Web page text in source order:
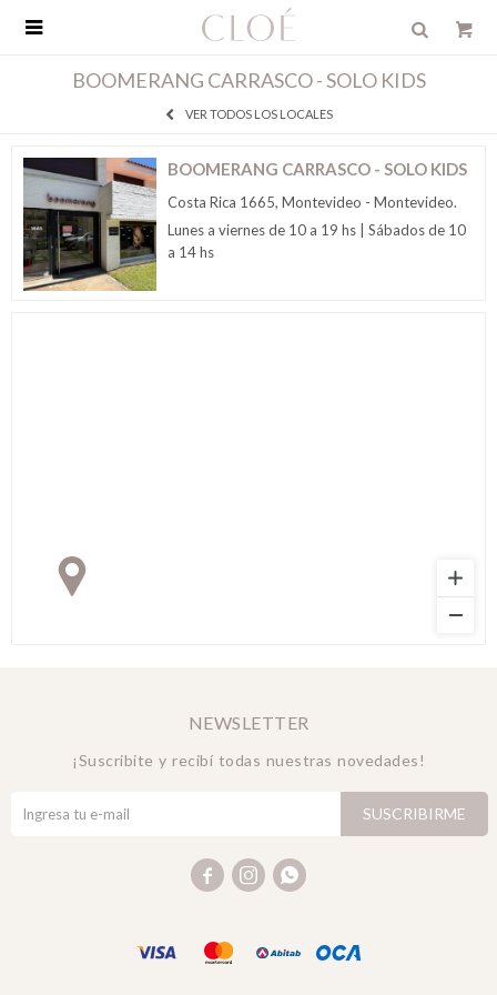

BOOMERANG CARRASCO - SOLO KIDS
VER TODOS LOS LOCALES
BOOMERANG CARRASCO - SOLO KIDS
Costa Rica 1665, Montevideo - Montevideo.
Lunes a viernes de 10 a 19 hs | Sábados de 10
a 14 hs
NEWSLETTER
¡Suscribite y recibí todas nuestras novedades!
SUSCRIBIRME
  